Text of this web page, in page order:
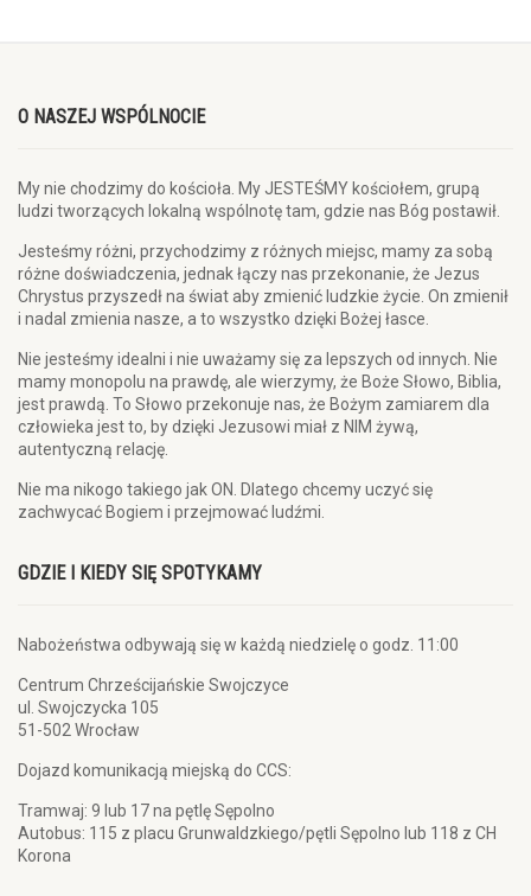
O NASZEJ WSPÓLNOCIE
My nie chodzimy do kościoła. My JESTEŚMY kościołem, grupą
ludzi tworzących lokalną wspólnotę tam, gdzie nas Bóg postawił.
Jesteśmy różni, przychodzimy z różnych miejsc, mamy za sobą
różne doświadczenia, jednak łączy nas przekonanie, że Jezus
Chrystus przyszedł na świat aby zmienić ludzkie życie. On zmienił
i nadal zmienia nasze, a to wszystko dzięki Bożej łasce.
Nie jesteśmy idealni i nie uważamy się za lepszych od innych. Nie
mamy monopolu na prawdę, ale wierzymy, że Boże Słowo, Biblia,
jest prawdą. To Słowo przekonuje nas, że Bożym zamiarem dla
człowieka jest to, by dzięki Jezusowi miał z NIM żywą,
autentyczną relację.
Nie ma nikogo takiego jak ON. Dlatego chcemy uczyć się
zachwycać Bogiem i przejmować ludźmi.
GDZIE I KIEDY SIĘ SPOTYKAMY
Nabożeństwa odbywają się w każdą niedzielę o godz. 11:00
Centrum Chrześcijańskie Swojczyce
ul. Swojczycka 105
51-502 Wrocław
Dojazd komunikacją miejską do CCS:
Tramwaj: 9 lub 17 na pętlę Sępolno
Autobus: 115 z placu Grunwaldzkiego/pętli Sępolno lub 118 z CH
Korona